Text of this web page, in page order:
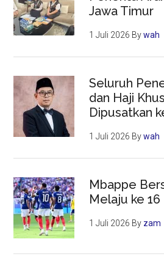
Jawa Timur
1 Juli 2026 Bywah
Seluruh
dan Haji
Dipusatkan
1 Juli 2026 Bywah
Mbappe
Melaju ke
1 Juli 2026 By zam